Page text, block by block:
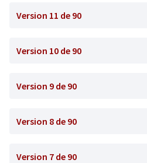
Version 11 de 90
Version 10 de 90
Version 9 de 90
Version 8 de 90
Version 7 de 90